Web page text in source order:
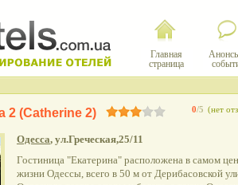
Главная
страница
0/5 (нет
2 (Catherine 2)
Одесса, ул.Греческая,25/11
Гостиница "Екатерина" расположена в самом
жизни Одессы, всего в 50 м от Дерибасовской